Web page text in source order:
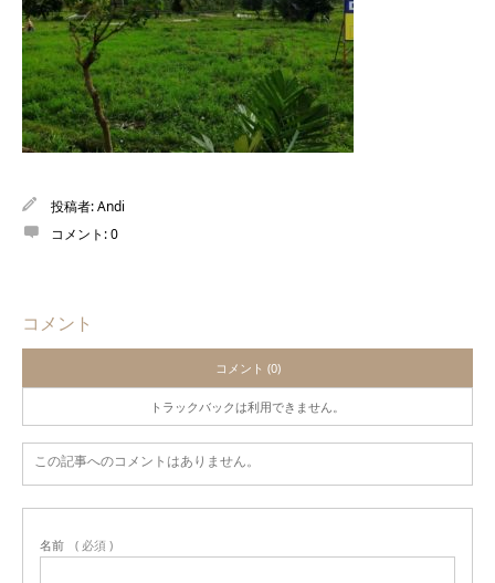
投稿者:Andi
コメント:0
コメント
コメント (0)
トラックバックは利用できません。
この記事へのコメントはありません。
名前 ( 必須 )